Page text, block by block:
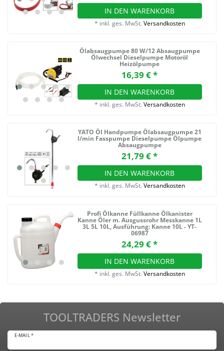
IN DEN WARENKORB
* inkl. ges. MwSt. Versandkosten
Ölabsaugpumpe 80 W/12 Absaugpumpe
Ölwechsel Dieselpumpe Motoröl
Heizölpumpe
16,39 € *
IN DEN WARENKORB
* inkl. ges. MwSt. Versandkosten
YATO Öl Handpumpe Ölabsaugpumpe 21
l/min Fasspumpe Dieselpumpe Ölpumpe
Absaugpumpe
21,79 € *
IN DEN WARENKORB
* inkl. ges. MwSt. Versandkosten
Profi Ölkanne Füllkanne Ölkanister
Kanne Öler m. Ausgussrohr Messkanne 1L
3L 5L 10L, Ausführung: Kanne 10L - YT-
06987
24,29 € *
IN DEN WARENKORB
* inkl. ges. MwSt. Versandkosten
TOOLTRADERS Newsletter
E-MAIL *